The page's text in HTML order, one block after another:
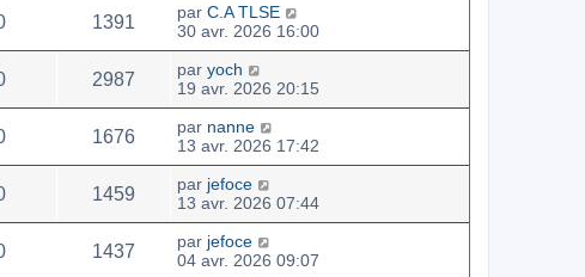
1391 par C.A TLSE
30 avr. 2026 16:00
2987 par yoch
19 avr. 2026 20:15
1676 par nanne
13 avr. 2026 17:42
1459 par jefoce
13 avr. 2026 07:44
1437 par jefoce
04 avr. 2026 09:07